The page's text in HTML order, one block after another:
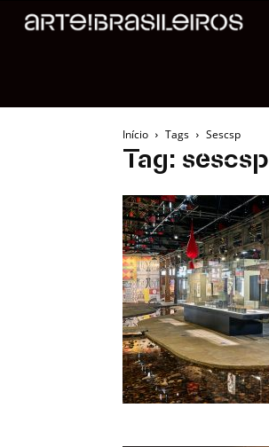
Início Tags Sescsp
Tag: sescsp